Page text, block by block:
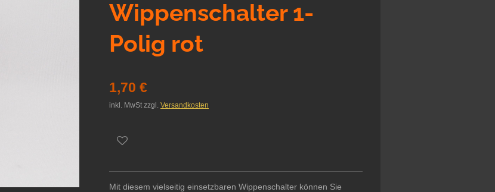
Wippenschalter 1-
Polig rot
1,70 €
inkl. MwSt zzgl. Versandkosten
Mit diesem vielseitig einsetzbaren Wippenschalter können Sie